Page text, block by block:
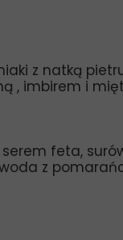
z natką
, imbirem i
feta,
z